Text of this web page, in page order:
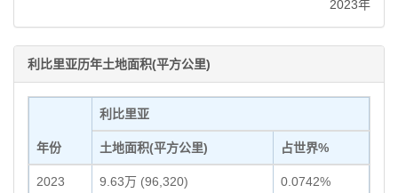
2023年
利比里亚历年土地面积(平方公里)
年份
利比里亚
土地面积(平方公里) 占世界%
2023 9.63万 (96,320) 0.0742%